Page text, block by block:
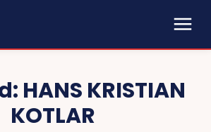
HANS KRISTIAN
KOTLAR